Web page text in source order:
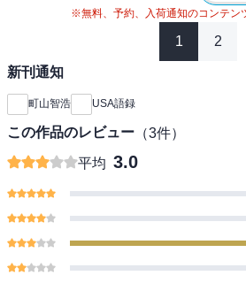
※無料、予約、入荷通知のコンテン
1 2
新刊通知
町山智浩 USA語録
この作品のレビュー （3件）
平均 3.0